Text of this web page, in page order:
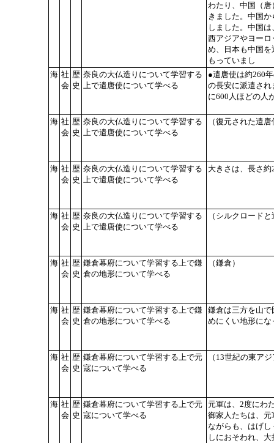
わたり、中国（
きました。中国
しました。中国
西アジアやヨー
め、日本も中国
もっていまし
海 社
会
歴
史
奈良の大仏造りについて学習する
上で遣唐使について学べる
●遣唐使は約260
の長安に派遣さ
に600人ほどの人
海 社
会
歴
史
奈良の大仏造りについて学習する
上で遣唐使について学べる
（復元された遣
海 社
会
歴
史
奈良の大仏造りについて学習する
上で遣唐使について学べる
大きさは、長さ
海 社
会
歴
史
奈良の大仏造りについて学習する
上で遣唐使について学べる
（シルクロード
海 社
会
歴
史
鎌倉幕府について学習する上で鎌
倉の地形について学べる
（鎌倉）
海 社
会
歴
史
鎌倉幕府について学習する上で鎌
倉の地形について学べる
鎌倉は三方を山
めにくい地形にな
海 社
会
歴
史
鎌倉幕府について学習する上で元
寇について学べる
（13世紀の東ア
海 社
会
歴
史
鎌倉幕府について学習する上で元
寇について学べる
元軍は、2度にわ
御家人たちは、
ながらも、はげ
しにおそわれ、